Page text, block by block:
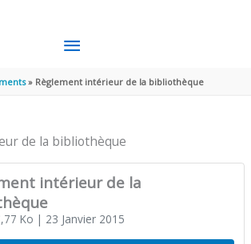
MENU
PRINCIPAL
Règlement intérieur de la bibliothèque
de la bibliothèque
intérieur de la
Ko | 23 Janvier 2015